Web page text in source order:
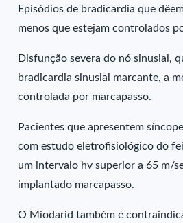
Episódios de bradicardia que
menos que estejam controlados
Disfunção severa do nó sinusial,
bradicardia sinusial marcante, a
controlada por marcapasso.
Pacientes que apresentem
com estudo eletrofisiológico do
um intervalo hv superior a 65 m/
implantado marcapasso.
O Miodarid também é